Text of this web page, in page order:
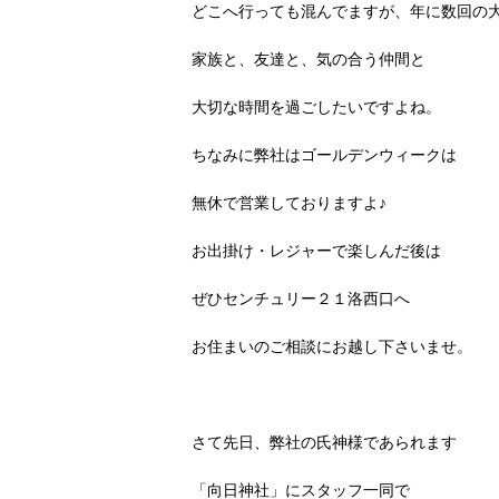
どこへ行っても混んでますが、年に数回の
家族と、友達と、気の合う仲間と
大切な時間を過ごしたいですよね。
ちなみに弊社はゴールデンウィークは
無休で営業しておりますよ♪
お出掛け・レジャーで楽しんだ後は
ぜひセンチュリー２１洛西口へ
お住まいのご相談にお越し下さいませ。
さて先日、弊社の氏神様であられます
「向日神社」にスタッフ一同で